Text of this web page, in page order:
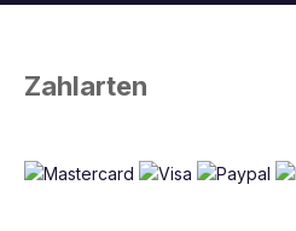
Zahlarten